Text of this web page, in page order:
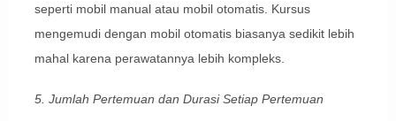
seperti mobil manual atau mobil otomatis. Kursus
mengemudi dengan mobil otomatis biasanya sedikit lebih
mahal karena perawatannya lebih kompleks.
5. Jumlah Pertemuan dan Durasi Setiap Pertemuan